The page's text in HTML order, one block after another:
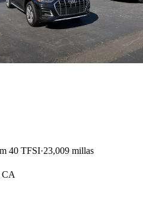
40 TFSI 23,009 millas
CA